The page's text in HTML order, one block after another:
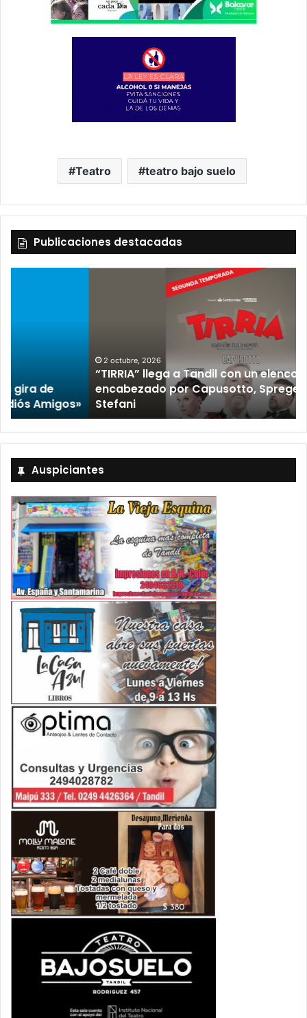
Teatro teatro bajo suelo
Publicaciones destacadas
“TIRRIA” llega a Tandil con un elenco de lujo
encabezado por Capusotto, Spregelburd y
Stefani
Auspiciantes